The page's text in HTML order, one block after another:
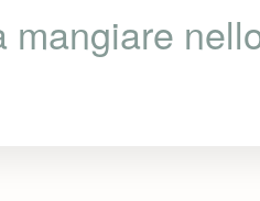
mangiare